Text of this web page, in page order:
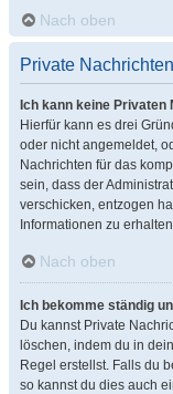
Nach oben
Private Nachrichten
Ich kann keine
Hierfür kann es drei
oder nicht angemeldet,
Nachrichten für das
sein, dass der
verschicken, entzogen
Informationen zu
Nach oben
Ich bekomme ständig
Du kannst Private
löschen, indem du in
Regel erstellst. Falls du
so kannst du dies auch